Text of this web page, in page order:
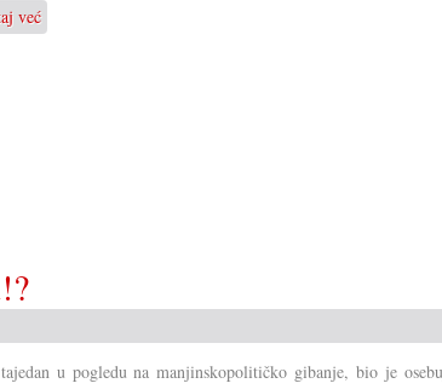
već
Svaki
u pogledu na manjinskopolitičko gibanje, bio je